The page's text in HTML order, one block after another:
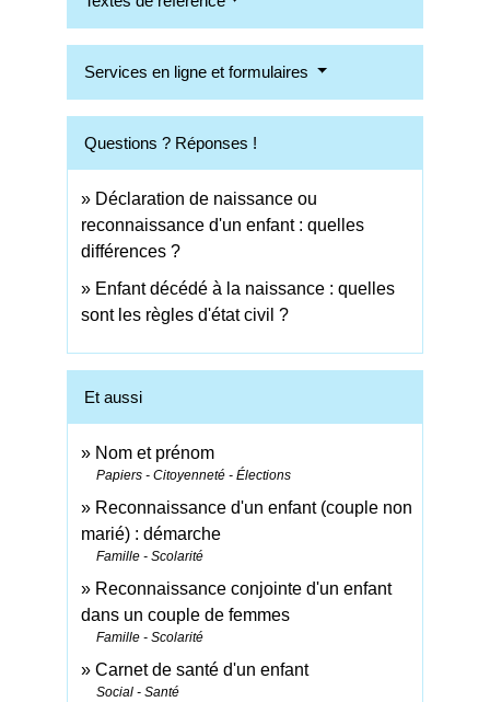
Services en ligne et formulaires
Questions ? Réponses !
Déclaration de naissance ou
reconnaissance d'un enfant : quelles
différences ?
Enfant décédé à la naissance : quelles
sont les règles d'état civil ?
Et aussi
Nom et prénom
Papiers - Citoyenneté - Élections
Reconnaissance d'un enfant (couple non
marié) : démarche
Famille - Scolarité
Reconnaissance conjointe d'un enfant
dans un couple de femmes
Famille - Scolarité
Carnet de santé d'un enfant
Social - Santé